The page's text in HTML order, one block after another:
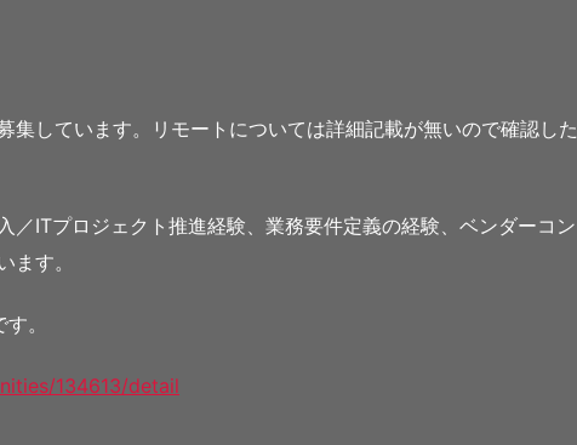
集しています。リモートについては詳細記載が無いので確認した
／ITプロジェクト推進経験、業務要件定義の経験、ベンダーコン
ます。
。
134613/detail